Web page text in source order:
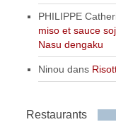
PHILIPPE
miso et sauce
Nasu dengaku
Ninou dans
Restaurants